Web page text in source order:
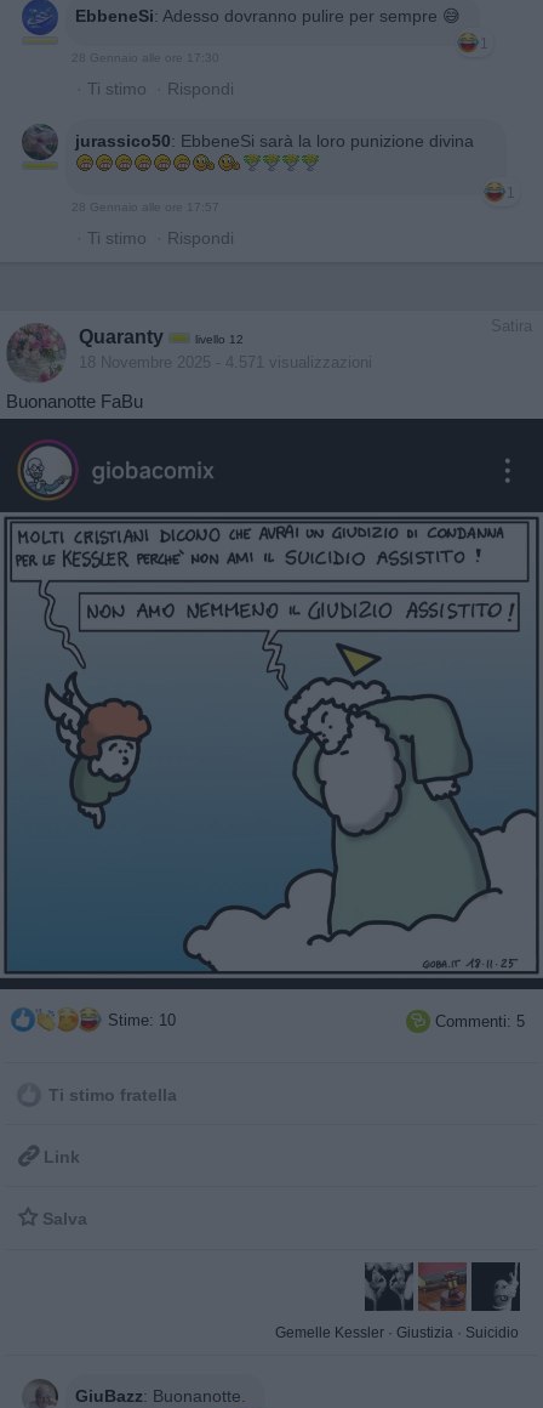
EbbeneSi: Adesso dovranno pulire per sempre 😅
1
28 Gennaio alle ore 17:30
· Ti stimo · Rispondi
jurassico50: EbbeneSi sarà la loro punizione divina
1
28 Gennaio alle ore 17:57
· Ti stimo · Rispondi
Satira
Quaranty livello 12
18 Novembre 2025 - 4.571 visualizzazioni
Buonanotte FaBu
Stime: 10  Commenti: 5
Ti stimo fratella
 Link
 Salva
Gemelle Kessler · Giustizia · Suicidio
GiuBazz: Buonanotte.